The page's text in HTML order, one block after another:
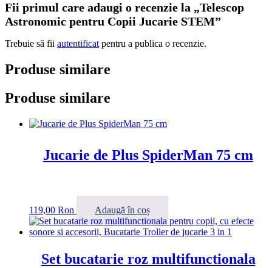
Fii primul care adaugi o recenzie la „Telescop
Astronomic pentru Copii Jucarie STEM”
Trebuie să fii autentificat pentru a publica o recenzie.
Produse similare
Produse similare
Jucarie de Plus SpiderMan 75 cm
119,00 Ron Adaugă în coș
Set bucatarie roz multifunctionala